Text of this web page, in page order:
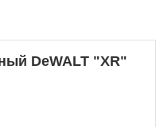
DeWALT "XR"